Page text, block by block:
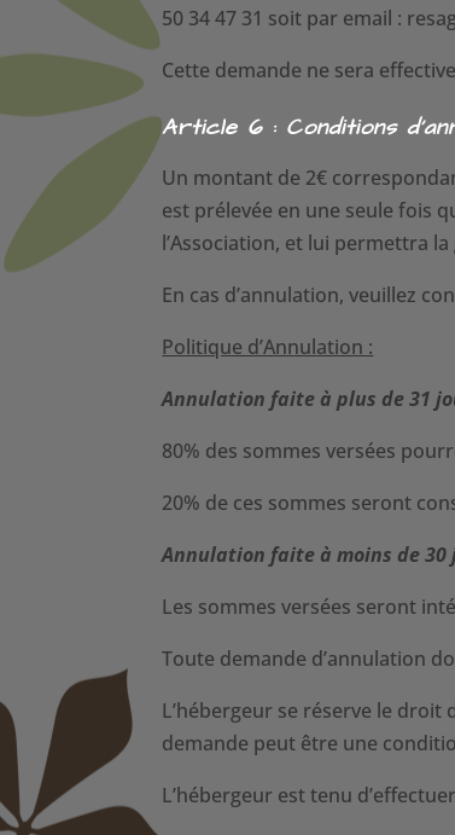
50 34 47 31 soit par email :
Cette demande ne sera
Article 6 : Conditions
Un montant de 2€
est prélevée en une seule fois
l’Association, et lui permettra
En cas d’annulation, veuillez
Politique d’Annulation :
Annulation faite à plus de 31
80% des sommes versées
20% de ces sommes seront
Annulation faite à moins de 30
Les sommes versées seront
Toute demande d’annulation
L’hébergeur se réserve le droit
demande peut être une
L’hébergeur est tenu